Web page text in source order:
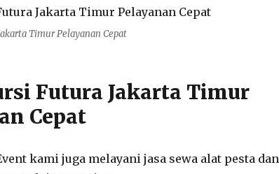
Timur Pelayanan Cepat
Futura Jakarta Timur
Cepat
kami juga melayani jasa sewa alat pesta dan